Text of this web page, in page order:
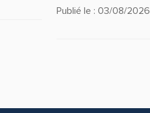
Publié le : 03/08/2026